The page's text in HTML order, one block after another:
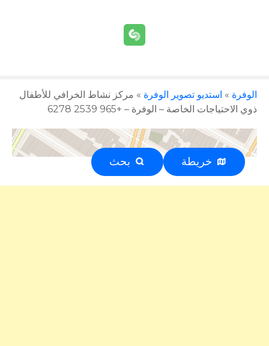
الوفرة » استديو تصوير الوفرة » مركز نشاط الخرافي للأطفال
ذوي الاحتياجات الخاصة – الوفرة – +965 2539 6278
خريطة بحثإعلان